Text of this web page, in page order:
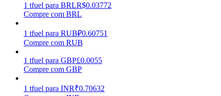
Estratégias de negociação
Aprenda como se manter lucrativo
1 tfuel para BRLR$0.03772
Compre com BRL
1 tfuel para RUB₽0.60751
Compre com RUB
1 tfuel para GBP£0.0055
Compre com GBP
1 tfuel para INR₹0.70632